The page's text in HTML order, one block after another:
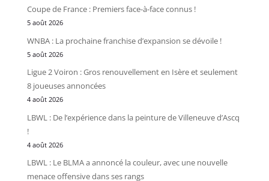
Coupe de France : Premiers face-à-face connus !
5 août 2026
WNBA : La prochaine franchise d’expansion se dévoile !
5 août 2026
Ligue 2 Voiron : Gros renouvellement en Isère et seulement
8 joueuses annoncées
4 août 2026
LBWL : De l’expérience dans la peinture de Villeneuve d’Ascq
!
4 août 2026
LBWL : Le BLMA a annoncé la couleur, avec une nouvelle
menace offensive dans ses rangs